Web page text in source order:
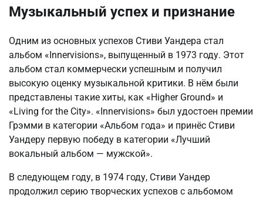
Музыкальный успех и признание
Одним из основных успехов Стиви Уандера стал
альбом «Innervisions», выпущенный в 1973 году. Этот
альбом стал коммерчески успешным и получил
высокую оценку музыкальной критики. В нём были
представлены такие хиты, как «Higher Ground» и
«Living for the City». «Innervisions» был удостоен премии
Грэмми в категории «Альбом года» и принёс Стиви
Уандеру первую победу в категории «Лучший
вокальный альбом — мужской».
В следующем году, в 1974 году, Стиви Уандер
продолжил серию творческих успехов с альбомом